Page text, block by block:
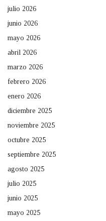
julio 2026
junio 2026
mayo 2026
abril 2026
marzo 2026
febrero 2026
enero 2026
diciembre 2025
noviembre 2025
octubre 2025
septiembre 2025
agosto 2025
julio 2025
junio 2025
mayo 2025